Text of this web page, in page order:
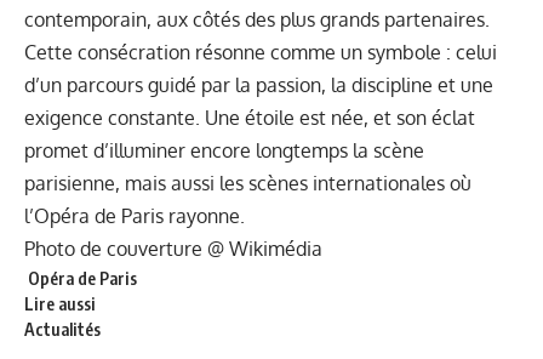
contemporain, aux côtés des plus grands partenaires.
Cette consécration résonne comme un symbole : celui
d’un parcours guidé par la passion, la discipline et une
exigence constante. Une étoile est née, et son éclat
promet d’illuminer encore longtemps la scène
parisienne, mais aussi les scènes internationales où
l’Opéra de Paris rayonne.
Photo de couverture @ Wikimédia
Opéra de Paris
Lire aussi
Actualités